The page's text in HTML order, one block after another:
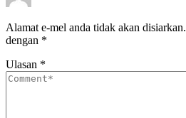
Alamat e-mel anda tidak akan disiarkan.
dengan *
Ulasan *